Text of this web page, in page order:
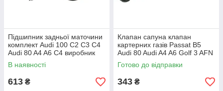
Підшипник задньої маточини
комплект Audi 100 C2 C3 C4
Audi 80 A4 A6 C4 виробник
FAG
В наявності
613 ₴
Клапан сапуна клапан
картерних газів Passat B5
Audi 80 Audi A4 A6 Golf 3 AFN
1Y AAZ 1Z AFF AEY AAZ AHB
AHU
Готово до відправки
343 ₴